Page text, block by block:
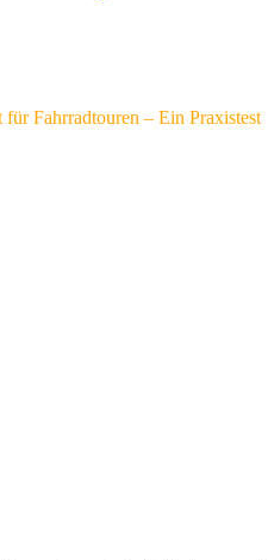
Fahrradtouren – Ein Praxistest